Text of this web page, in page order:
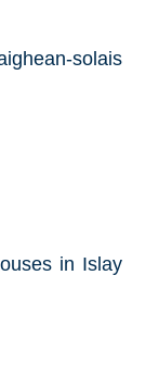
solais
in Islay